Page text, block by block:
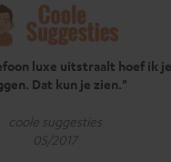
luxe uitstraalt hoef ik
Dat kun je zien."
coole suggesties
05/2017